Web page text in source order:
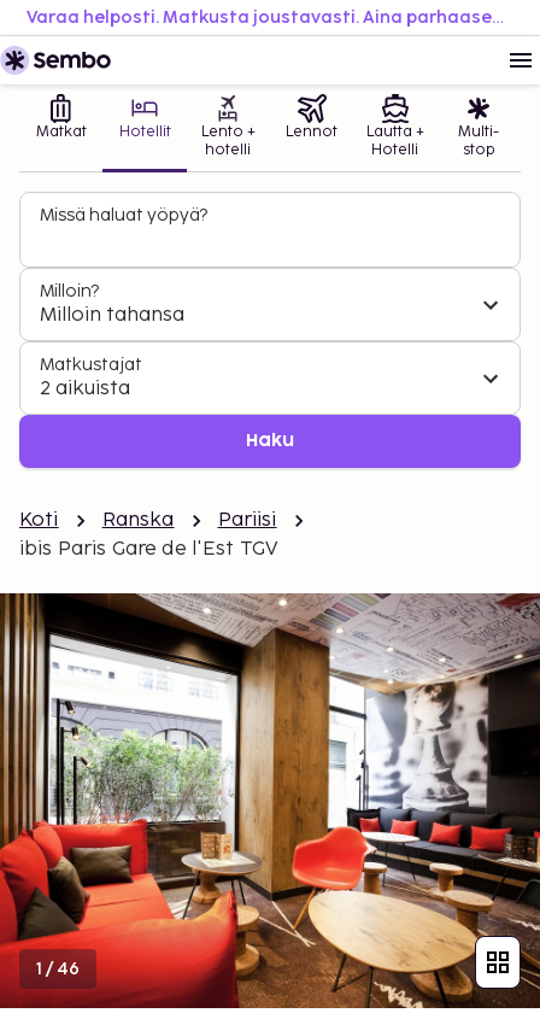
Varaa helposti. Matkusta joustavasti. Aina parhaaseen hintaan.
Matkat Hotellit
Lento +
hotelli
Lennot
Lautta +
Hotelli
Multi-
stop
Missä haluat yöpyä?
Milloin?
Milloin tahansa
Matkustajat
2 aikuista
Haku
Koti Ranska
Pariisi
ibis Paris Gare de l'Est TGV
1 /46